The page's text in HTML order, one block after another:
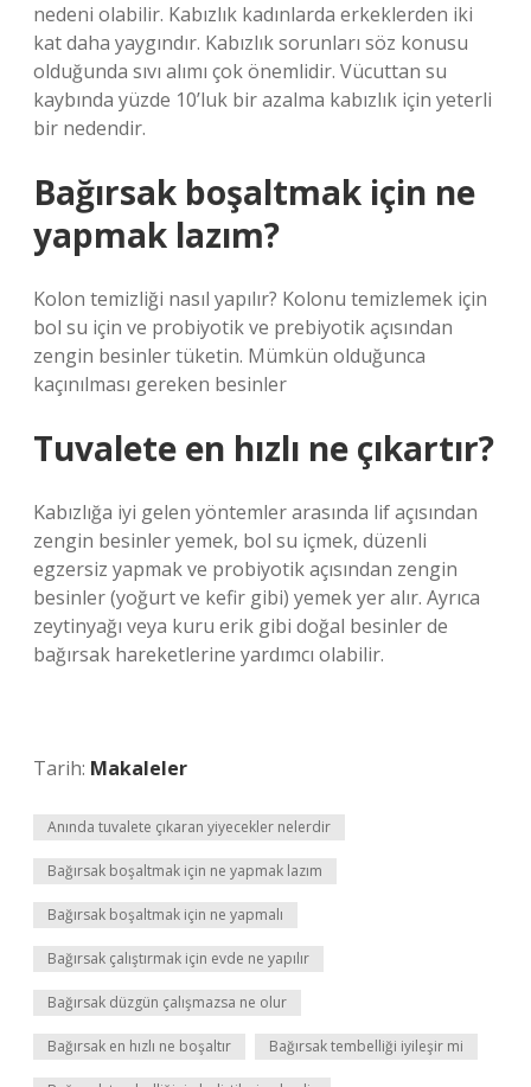
nedeni olabilir. Kabızlık kadınlarda erkeklerden iki
kat daha yaygındır. Kabızlık sorunları söz konusu
olduğunda sıvı alımı çok önemlidir. Vücuttan su
kaybında yüzde 10’luk bir azalma kabızlık için yeterli
bir nedendir.
Bağırsak boşaltmak için ne
yapmak lazım?
Kolon temizliği nasıl yapılır? Kolonu temizlemek için
bol su için ve probiyotik ve prebiyotik açısından
zengin besinler tüketin. Mümkün olduğunca
kaçınılması gereken besinler
Tuvalete en hızlı ne çıkartır?
Kabızlığa iyi gelen yöntemler arasında lif açısından
zengin besinler yemek, bol su içmek, düzenli
egzersiz yapmak ve probiyotik açısından zengin
besinler (yoğurt ve kefir gibi) yemek yer alır. Ayrıca
zeytinyağı veya kuru erik gibi doğal besinler de
bağırsak hareketlerine yardımcı olabilir.
Tarih: Makaleler
Anında tuvalete çıkaran yiyecekler nelerdir
Bağırsak boşaltmak için ne yapmak lazım
Bağırsak boşaltmak için ne yapmalı
Bağırsak çalıştırmak için evde ne yapılır
Bağırsak düzgün çalışmazsa ne olur
Bağırsak en hızlı ne boşaltır Bağırsak tembelliği iyileşir mi